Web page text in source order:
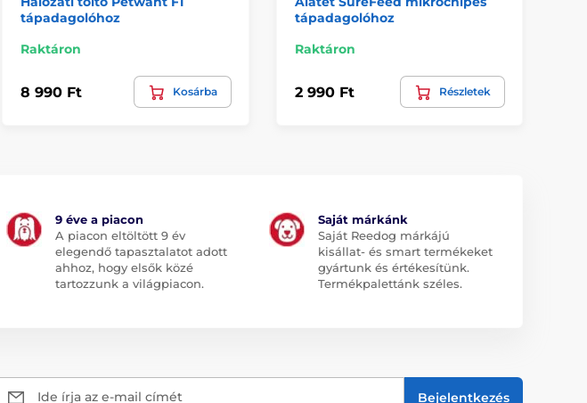
tápadagolóhoz
Raktáron
8 990 Ft Kosárba
tápadagolóhoz
Raktáron
2 990 Ft Részletek
9 éve a piacon
A piacon eltöltött 9 év
elegendő tapasztalatot adott
ahhoz, hogy elsők közé
tartozzunk a világpiacon.
Saját márkánk
Saját Reedog márkájú
kisállat- és smart termékeket
gyártunk és értékesítünk.
Termékpalettánk széles.
Ide írja az e-mail címét Bejelentkezés